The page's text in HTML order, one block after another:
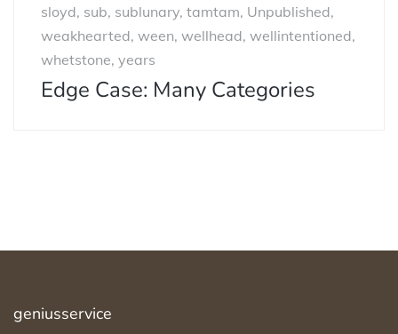
sloyd, sub, sublunary, tamtam, Unpublished,
weakhearted, ween, wellhead, wellintentioned,
whetstone, years
Edge Case: Many Categories
geniusservice